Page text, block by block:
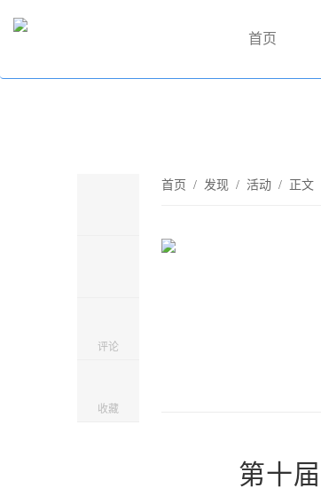
首页
评论
收藏
首页 /发现 /活动 / 正文
第十